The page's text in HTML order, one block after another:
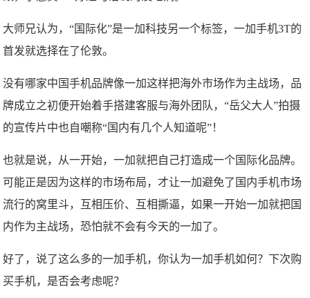
大师兄认为，“国际化”是一加科技另一个标签，一加手机3T的
首发就选择在了伦敦。
没有哪家中国手机品牌像一加这样把海外市场作为主战场，品
牌成立之初便开始着手搭建客服与海外团队，“岳父大人”拍摄
的宣传片中也自嘲称“国内有几个人知道呢”！
也就是说，从一开始，一加就把自己打造成一个国际化品牌。
可能正是因为这样的市场布局，才让一加避免了国内手机市场
流行的窝里斗，互相压价、互相撕逼，如果一开始一加就把国
内作为主战场，恐怕就不会有今天的一加了。
好了，说了这么多的一加手机，你认为一加手机如何？下次购
买手机，是否会考虑呢？